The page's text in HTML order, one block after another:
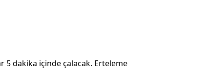
5 dakika içinde çalacak. Erteleme